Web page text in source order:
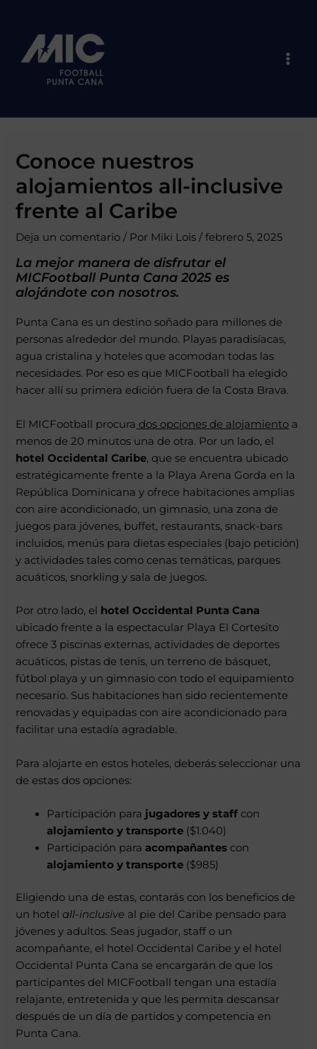
contenido
Conoce nuestros
alojamientos all-inclusive
frente al Caribe
Deja un comentario / Por Miki Lois/febrero 5, 2025
La mejor manera de disfrutar el
MICFootball Punta Cana 2025 es
alojándote con nosotros.
Punta Cana es un destino soñado para millones de
personas alrededor del mundo. Playas paradisíacas,
agua cristalina y hoteles que acomodan todas las
necesidades. Por eso es que MICFootball ha elegido
hacer allí su primera edición fuera de la Costa Brava.
El MICFootball procura dos opciones de alojamiento a
menos de 20 minutos una de otra. Por un lado, el
hotel Occidental Caribe, que se encuentra ubicado
estratégicamente frente a la Playa Arena Gorda en la
República Dominicana y ofrece habitaciones amplias
con aire acondicionado, un gimnasio, una zona de
juegos para jóvenes, buffet, restaurants, snack-bars
incluidos, menús para dietas especiales (bajo petición)
y actividades tales como cenas temáticas, parques
acuáticos, snorkling y sala de juegos.
Por otro lado, el hotel Occidental Punta Cana
ubicado frente a la espectacular Playa El Cortesito
ofrece 3 piscinas externas, actividades de deportes
acuáticos, pistas de tenis, un terreno de básquet,
fútbol playa y un gimnasio con todo el equipamiento
necesario. Sus habitaciones han sido recientemente
renovadas y equipadas con aire acondicionado para
facilitar una estadía agradable.
Para alojarte en estos hoteles, deberás seleccionar una
de estas dos opciones:
Participación para jugadores y staff con
alojamiento y transporte ($1.040)
Participación paraacompañantes con
alojamiento y transporte ($985)
Eligiendo una de estas, contarás con los beneficios de
un hotelall-inclusive al pie del Caribe pensado para
jóvenes y adultos. Seas jugador, staff o un
acompañante, el hotel Occidental Caribe y el hotel
Occidental Punta Cana se encargarán de que los
participantes del MICFootball tengan una estadía
relajante, entretenida y que les permita descansar
después de un día de partidos y competencia en
Punta Cana.
entradas